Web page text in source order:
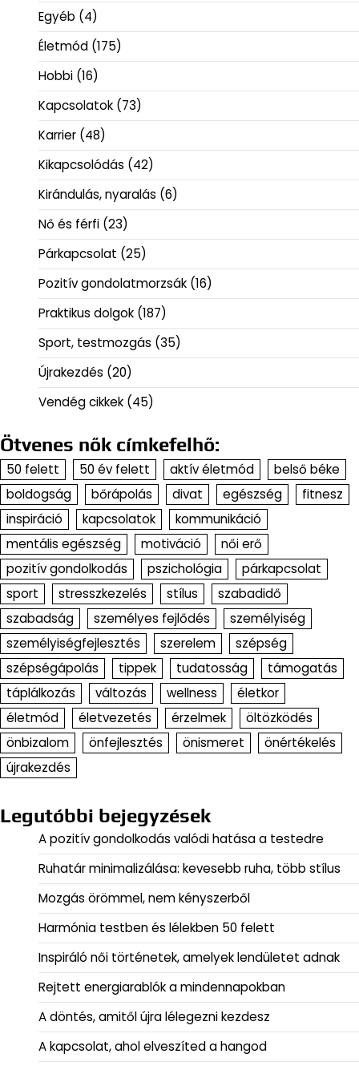
Egyéb (4)
Életmód (175)
Hobbi (16)
Kapcsolatok (73)
Karrier (48)
Kikapcsolódás (42)
Kirándulás, nyaralás (6)
Nő és férfi (23)
Párkapcsolat (25)
Pozitív gondolatmorzsák (16)
Praktikus dolgok (187)
Sport, testmozgás (35)
Újrakezdés (20)
Vendég cikkek (45)
Ötvenes nők címkefelhő:
50 felett 50 év felett aktív életmód
belső béke
boldogság
bőrápolás divat egészség
fitnesz
inspiráció
kapcsolatok
kommunikáció
mentális egészség
motiváció
női erő
pozitív gondolkodás
pszichológia
párkapcsolat
sport
stresszkezelés stílus
szabadidő
szabadság
személyes fejlődés
személyiség
személyiségfejlesztés
szerelem
szépség
szépségápolás
tippek tudatosság
támogatás
táplálkozás
változás wellness
életkor
életmód
életvezetés érzelmek
öltözködés
önbizalom
önfejlesztés önismeret
önértékelés
újrakezdés
Legutóbbi bejegyzések
A pozitív gondolkodás valódi hatása a testedre
Ruhatár minimalizálása: kevesebb ruha, több stílus
Mozgás örömmel, nem kényszerből
Harmónia testben és lélekben 50 felett
Inspiráló női történetek, amelyek lendületet adnak
Rejtett energiarablók a mindennapokban
A döntés, amitől újra lélegezni kezdesz
A kapcsolat, ahol elveszíted a hangod